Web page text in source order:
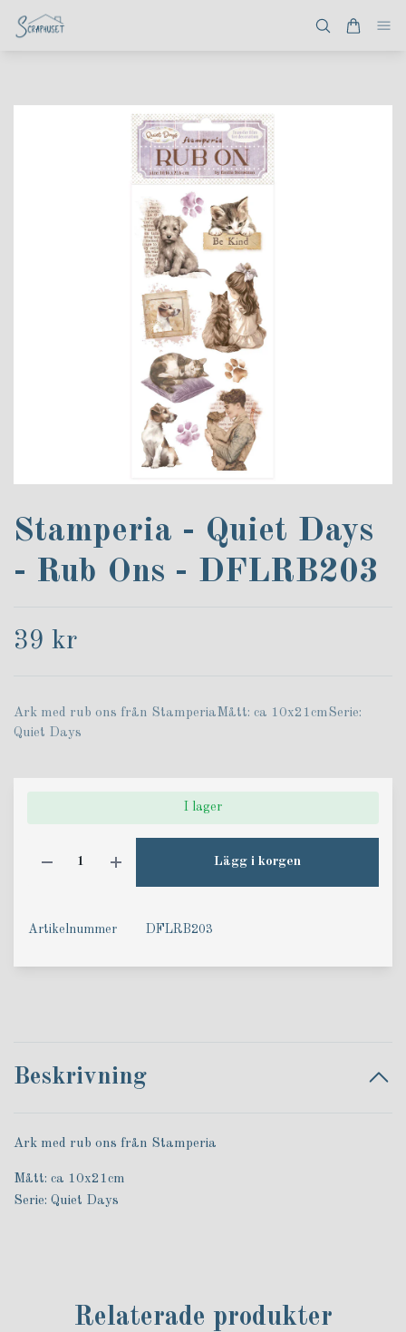
Stamperia - Quiet Days
- Rub Ons - DFLRB203
39 kr
Ark med rub ons från StamperiaMått: ca 10x21cmSerie:
Quiet Days
I lager
Lägg i korgen
Artikelnummer DFLRB203
Beskrivning
Ark med rub ons från Stamperia
Mått: ca 10x21cm
Serie: Quiet Days
Relaterade produkter